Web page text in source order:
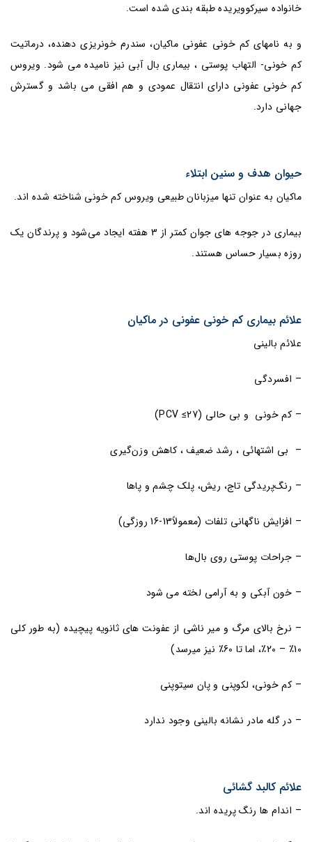
خانواده سیرکوویریده طبقه بندی شده است.
و به نامهای کم خونی عفونی ماکیان، سندرم خونریزی دهنده، درماتیت
کم خونی- التهاب پوستی ، بیماری بال آبی نیز نامیده می شود. ویروس
کم خونی عفونی دارای انتقال عمودی و هم افقی می باشد و گسترش
جهانی دارد.
حیوان هدف و سنین ابتلاء
ماکیان به عنوان تنها میزبانان طبیعی ویروس کم خونی شناخته شده اند.
بیماری در جوجه های جوان کمتر از 3 هفته ایجاد می‌شود و پرندگان یک
روزه بسیار حساس هستند.
علائم بیماری کم خونی عفونی در ماکیان
علائم بالینی
– افسردگی
– کم خونی و بی حالی (PCV ≤27)
– بی اشتهائی ، رشد ضعیف ، کاهش وزن‌گیری
– رنگ‌پریدگی تاج، ریش، پلک چشم و پاها
– افزایش ناگهانی تلفات (معمولاً13-16 روزگی)
– جراحات پوستی روی بال‌ها
– خون آبکی و به آرامی لخته می شود
– نرخ بالای مرگ و میر ناشی از عفونت های ثانویه پیچیده (به طور کلی
10٪ – 20٪، اما تا 60٪ نیز میرسد)
– کم خونی، لکوپنی و پان سیتوپنی
– در گله مادر نشانه بالینی وجود ندارد
علائم کالبد گشائی
– اندام ها رنگ پریده اند.